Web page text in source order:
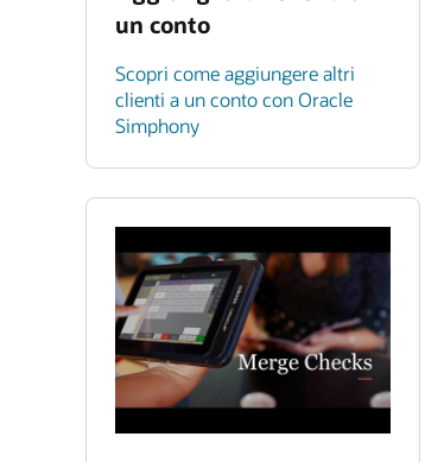
un conto
Scopri come aggiungere altri
clienti a un conto con Oracle
Simphony